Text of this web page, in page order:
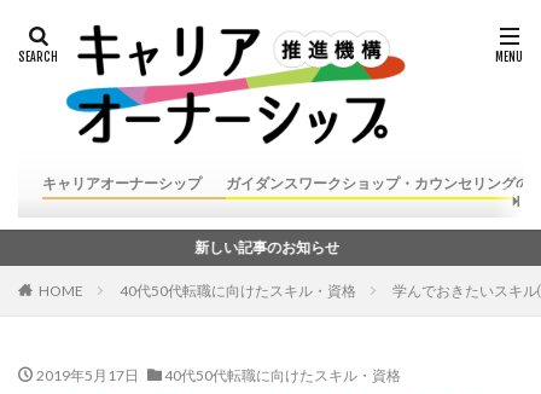
キャリアオーナーシップ ガイダンスワークショップ・カウンセリングの
新しい記事のお知らせ
HOME 40代50代転職に向けたスキル・資格 学んでおきたいスキ
2019年5月17日 40代50代転職に向けたスキル・資格